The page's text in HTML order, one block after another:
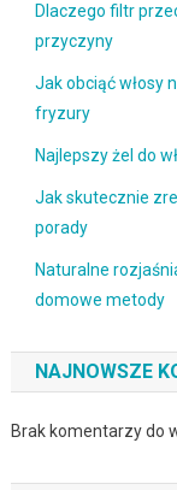
Dlaczego filtr
przyczyny
Jak obciąć włosy
fryzury
Najlepszy żel do
Jak skutecznie
porady
Naturalne
domowe metody
NAJNOWSZE
Brak komentarzy do